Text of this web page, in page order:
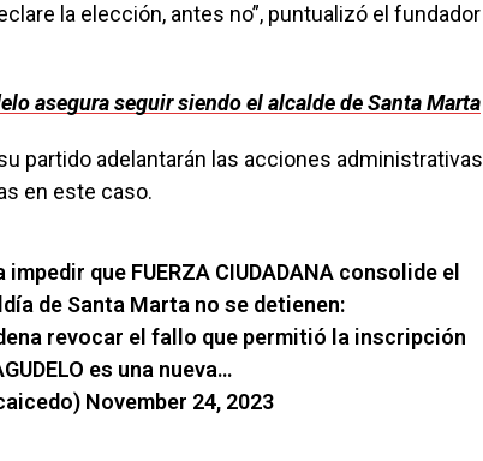
la elección, antes no”, puntualizó el fundador
asegura seguir siendo el alcalde de Santa Marta
partido adelantarán las acciones administrativas
en este caso.
que FUERZA CIUDADANA consolide el
de Santa Marta no se detienen:
revocar el fallo que permitió la inscripción
es una nueva…
November 24, 2023